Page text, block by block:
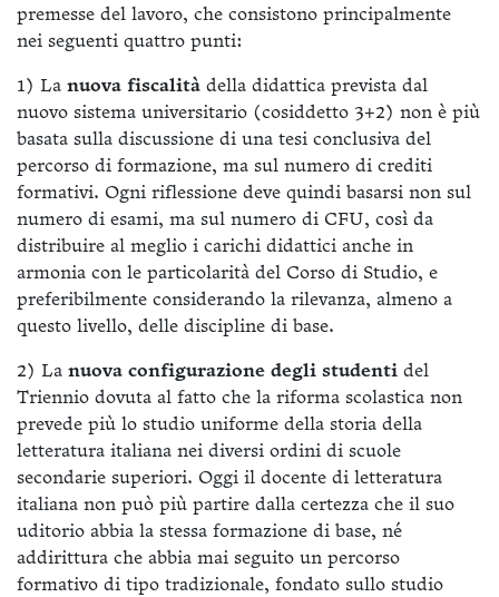
premesse del lavoro, che consistono principalmente
nei seguenti quattro punti:
1) La nuova fiscalità della didattica prevista dal
nuovo sistema universitario (cosiddetto 3+2) non è più
basata sulla discussione di una tesi conclusiva del
percorso di formazione, ma sul numero di crediti
formativi. Ogni riflessione deve quindi basarsi non sul
numero di esami, ma sul numero di CFU, così da
distribuire al meglio i carichi didattici anche in
armonia con le particolarità del Corso di Studio, e
preferibilmente considerando la rilevanza, almeno a
questo livello, delle discipline di base.
2) La nuova configurazione degli studenti del
Triennio dovuta al fatto che la riforma scolastica non
prevede più lo studio uniforme della storia della
letteratura italiana nei diversi ordini di scuole
secondarie superiori. Oggi il docente di letteratura
italiana non può più partire dalla certezza che il suo
uditorio abbia la stessa formazione di base, né
addirittura che abbia mai seguito un percorso
formativo di tipo tradizionale, fondato sullo studio